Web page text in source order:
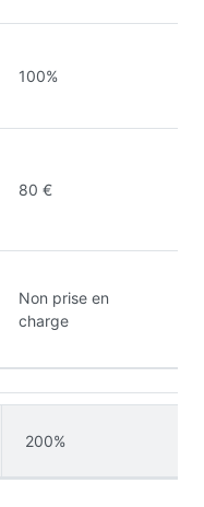
100%
80 €
Non prise en
charge
200%